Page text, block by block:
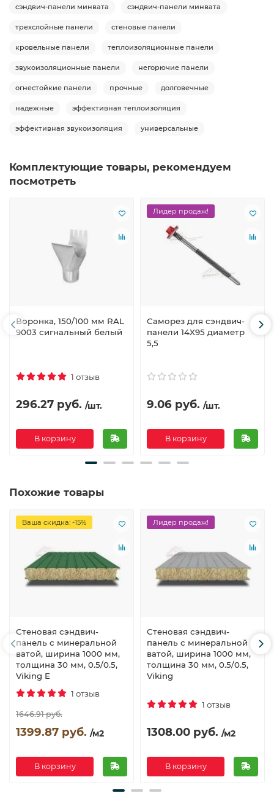
сэндвич-панели минвата сэндвич-панели минвата
трехслойные панели стеновые панели
кровельные панели теплоизоляционные панели
звукоизоляционные панели негорючие панели
огнестойкие панели прочные долговечные
надежные эффективная теплоизоляция
эффективная звукоизоляция универсальные
Комплектующие товары, рекомендуем
посмотреть
Воронка, 150/100 мм RAL
9003 сигнальный белый
1 отзыв
296.27 руб. /шт.
В корзину
Лидер продаж!
Саморез для сэндвич-
панели 14X95 диаметр
5,5
9.06 руб. /шт.
В корзину
Похожие товары
Ваша скидка: -15%
Стеновая сэндвич-
панель с минеральной
ватой, ширина 1000 мм,
толщина 30 мм, 0.5/0.5,
Viking E
1 отзыв
1646.91 руб.
1399.87 руб. /м2
В корзину
Лидер продаж!
Стеновая сэндвич-
панель с минеральной
ватой, ширина 1000 мм,
толщина 30 мм, 0.5/0.5,
Viking
1 отзыв
1308.00 руб. /м2
В корзину